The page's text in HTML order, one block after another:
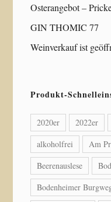
Osterangebot –
GIN THOMIC 77
Weinverkauf ist
Produkt-
2020er 2022er
alkoholfrei
Am
Beerenauslese
Bodenheimer